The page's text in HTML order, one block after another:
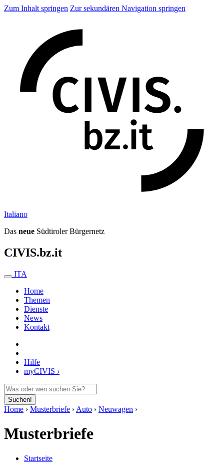
Zum Inhalt springen Zur sekundären Navigation springen
Italiano
Das neue Südtiroler Bürgernetz
CIVIS.bz.it
ITA
Home
Themen
Dienste
News
Kontakt
Hilfe
myCIVIS ›
Suchen!
Home › Musterbriefe › Auto › Neuwagen ›
Musterbriefe
Startseite